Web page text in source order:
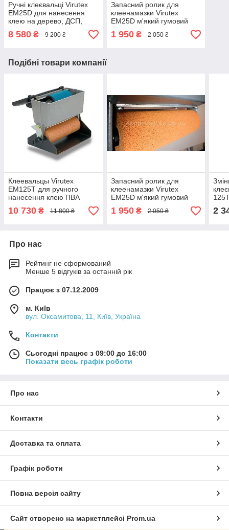
Ручні клеєвальці Virutex
EM25D для нанесення
клею на дерево, ДСП,
МДФ шириною 122 мм
8 580 ₴ 9 200 ₴
Запасний ролик для
клеенамазки Virutex
EM25D м'який гумовий
валик шириною 122 мм
1 950₴ 2 050 ₴
Подібні товари компанії
Клеевальцы Virutex
EM125T для ручного
нанесення клею ПВА
10 730 ₴ 11 800 ₴
Запасний ролик для
клеенамазки Virutex
EM25D м'який гумовий
1 950₴ 2 050 ₴ 2
Про нас
Рейтинг не сформований
Менше 5 відгуків за останній рік
Працює з 07.12.2009
м. Київ
вул. Оксамитова, 11, Київ, Україна
Контакти
Сьогодні працює з 09:00 до 16:00
Показати весь графік роботи
Про нас
Контакти
Доставка та оплата
Графік роботи
Повна версія сайту
Сайт створено на маркетплейсі Prom.ua